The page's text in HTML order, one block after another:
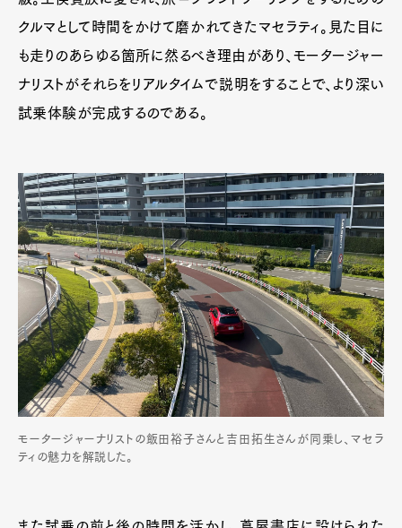
クルマとして時間をかけて磨かれてきたマセラティ。見た目に
も走りのあらゆる箇所に然るべき理由があり、モータージャー
ナリストがそれらをリアルタイムで説明をすることで、より深い
試乗体験が完成するのである。
モータージャーナリストの飯田裕子さんと吉田拓生さんが同乗し、マセラ
ティの魅力を解説した。